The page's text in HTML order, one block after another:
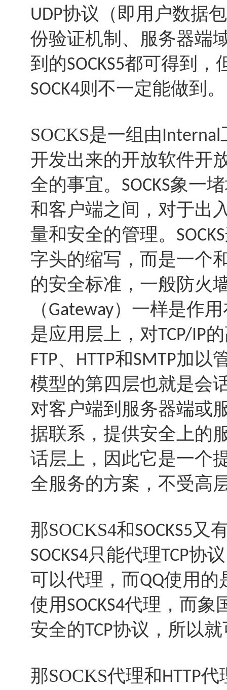
UDP协议（即用户数据
份验证机制、服务器端
到的SOCKS5都可得到，
SOCK4则不一定能做到。
SOCKS是一组由Internal
开发出来的开放软件开
全的事宜。 SOCKS象一
和客户端之间，对于出
量和安全的管理。 SOCKS
字头的缩写，而是一个
的安全标准，一般防火
（Gateway）一样是作
是应用层上，对TCP/IP
FTP、 HTTP和SMTP加以
模型的第四层也就是会
对客户端到服务器端或
据联系，提供安全上的
话层上，因此它是一个
全服务的方案，不受高
那SOCKS4和SOCKS5又
SOCKS4只能代理TCP协
可以代理，而QQ使用的
使用SOCKS4代理，而象
安全的TCP协议，所以
那SOCKS代理和HTTP代